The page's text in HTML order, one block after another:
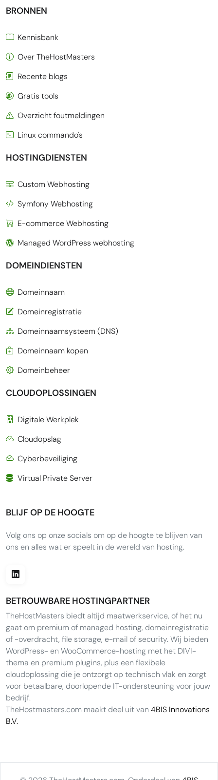
BRONNEN
Kennisbank
Over TheHostMasters
Recente blogs
Gratis tools
Overzicht foutmeldingen
Linux commando's
HOSTINGDIENSTEN
Custom Webhosting
Symfony Webhosting
E-commerce Webhosting
Managed WordPress webhosting
DOMEINDIENSTEN
Domeinnaam
Domeinregistratie
Domeinnaamsysteem (DNS)
Domeinnaam kopen
Domeinbeheer
CLOUDOPLOSSINGEN
Digitale Werkplek
Cloudopslag
Cyberbeveiliging
Virtual Private Server
BLIJF OP DE HOOGTE
Volg ons op onze socials om op de hoogte te blijven van
ons en alles wat er speelt in de wereld van hosting.
BETROUWBARE HOSTINGPARTNER
TheHostMasters biedt altijd maatwerkservice, of het nu
gaat om premium of managed hosting, domeinregistratie
of -overdracht, file storage, e-mail of security. Wij bieden
WordPress- en WooCommerce-hosting met het DIVI-
thema en premium plugins, plus een flexibele
cloudoplossing die je ontzorgt op technisch vlak en zorgt
voor betaalbare, doorlopende IT-ondersteuning voor jouw
bedrijf.
TheHostmasters.com maakt deel uit van 4BIS Innovations
B.V.